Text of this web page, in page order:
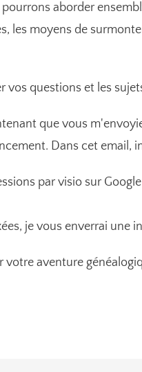
aborder
les moyens de
vos questions et les
que vous
Dans cet
par visio sur
je vous enverrai une
aventure